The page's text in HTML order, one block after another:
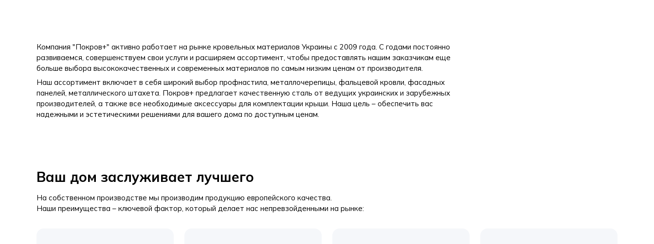
Компания "Покров+" активно работает на рынке кровельных материалов Украины с 2009 года. С годами постоянно
развиваемся, совершенствуем свои услуги и расширяем ассортимент, чтобы предоставлять нашим заказчикам еще
больше выбора высококачественных и современных материалов по самым низким ценам от производителя.
Наш ассортимент включает в себя широкий выбор профнастила, металлочерепицы, фальцевой кровли, фасадных
панелей, металлического штахета. Покров+ предлагает качественную сталь от ведущих украинских и зарубежных
производителей, а также все необходимые аксессуары для комплектации крыши. Наша цель – обеспечить вас
надежными и эстетическими решениями для вашего дома по доступным ценам.
Ваш дом заслуживает лучшего
На собственном производстве мы производим продукцию европейского качества.
Наши преимущества – ключевой фактор, который делает нас непревзойденными на рынке: